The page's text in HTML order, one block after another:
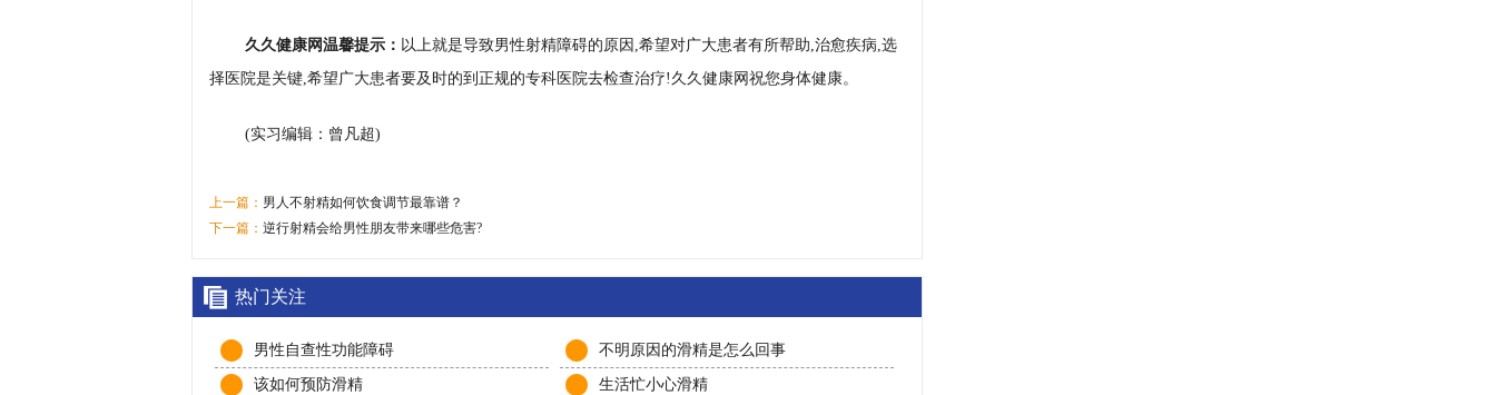
久久健康网温馨提示： 以上就是导致男性射精障碍的原因,希望对广大患者有所帮助,治愈疾病,选
择医院是关键,希望广大患者要及时的到正规的专科医院去检查治疗!久久健康网祝您身体健康。
(实习编辑：曾凡超)
上一篇： 男人不射精如何饮食调节最靠谱？
下一篇： 逆行射精会给男性朋友带来哪些危害?
热门关注
男性自查性功能障碍 不明原因的滑精是怎么回事
该如何预防滑精 生活忙小心滑精